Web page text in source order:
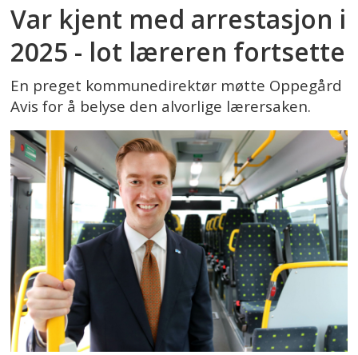
Var kjent med arrestasjon i
2025 - lot læreren fortsette
En preget kommunedirektør møtte Oppegård
Avis for å belyse den alvorlige lærersaken.